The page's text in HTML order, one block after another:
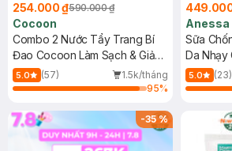
254.000 ₫590.000 ₫
Cocoon
Combo 2 Nước Tẩy Trang Bí
Đao Cocoon Làm Sạch & Giảm
Dầu 500ml
5.0 (57)
1.5k/tháng
95%
Anessa
Sữa
Da Nhạy
(Mới)
5.0 (23)
-35%